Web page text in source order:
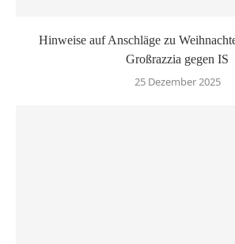
Hinweise auf Anschläge zu
Großrazzia gegen IS
25 Dezember 2025